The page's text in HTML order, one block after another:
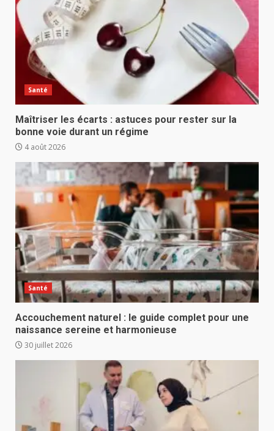
Santé
Maîtriser les écarts : astuces pour rester sur la
bonne voie durant un régime
4 août 2026
Santé
Accouchement naturel : le guide complet pour une
naissance sereine et harmonieuse
30 juillet 2026